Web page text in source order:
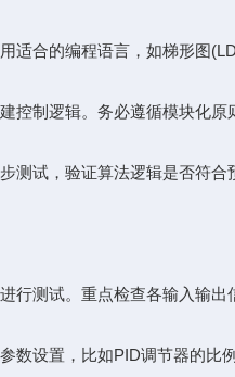
合的编程语言，如梯形图
制逻辑。务必遵循模块化原
试，验证算法逻辑是否符合
测试。重点检查各输入输出
设置，比如PID调节器的比例